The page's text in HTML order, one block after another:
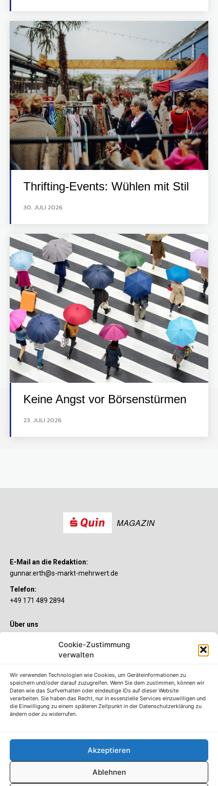
Cookie-Zustimmung
verwalten
Wir verwenden Technologien wie Cookies, um Geräteinformationen zu
speichern und/oder darauf zuzugreifen. Wenn Sie dem zustimmen, können wir
Daten wie das Surfverhalten oder eindeutige IDs auf dieser Website
verarbeiten. Sie haben das Recht, nur in essenzielle Services einzuwilligen und
die Einwilligung zu einem späteren Zeitpunkt in der Datenschutzerklärung zu
ändern oder zu widerrufen.
Akzeptieren
Ablehnen
Thrifting-Events: Wühlen mit Stil
30. JULI 2026
Keine Angst vor Börsenstürmen
23. JULI 2026
MAGAZIN
E-Mail an die Redaktion:
gunnar.erth@s-markt-mehrwert.de
Telefon:
+49 171 489 2894
Über uns
Sie wollen mehr als ein gewöhnliches Girokonto? Dann ist unser
S-Quin Konto genau das Richtige für Sie. Die beiden
etliche Inklusivleistungen. Im S-Quin Magazin erfahren Sie
immer, was es Neues gibt.
Die S-Quin Kontomodelle
Erklärung zur Barrierefreiheit